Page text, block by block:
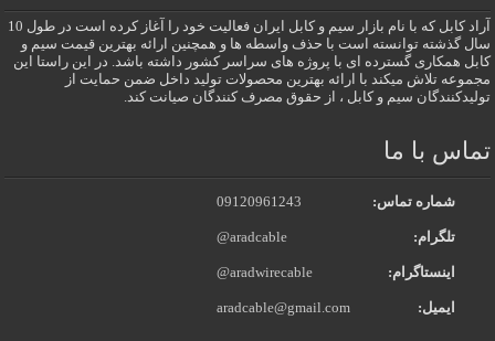
آراد کابل که با نام بازار سیم و کابل ایران فعالیت خود را آغاز کرده است در طول 10
سال گذشته توانسته است با حذف واسطه ها و همچنین ارائه بهترین قیمت سیم و
کابل همکاری گسترده ای با پروژه های سراسر کشور داشته باشد. در این راستا این
مجموعه تلاش میکند با ارائه بهترین محصولات تولید داخل ضمن حمایت از
تولیدکنندگان سیم و کابل ، از حقوق مصرف کنندگان صیانت کند.
تماس با ما
شماره تماس: 09120961243
تلگرام: @aradcable
اینستاگرام: @aradwirecable
ایمیل: aradcable@gmail.com